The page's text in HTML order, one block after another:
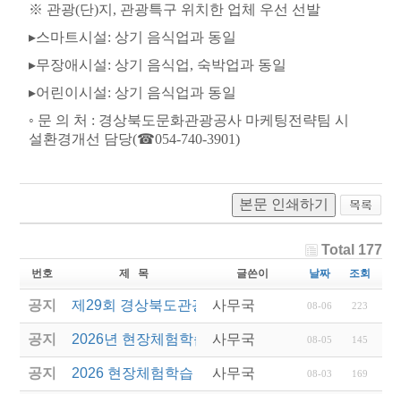
※ 관광(단)지 , 관광특구 위치한 업체 우선 선발
▸스마트시설: 상기 음식업과 동일
▸무장애시설: 상기 음식업, 숙박업과 동일
▸어린이시설: 상기 음식업과 동일
◦ 문 의 처 : 경상북도문화관광공사 마케팅전략팀 시
설환경개선 담당(☎054-740-3901)
본문 인쇄하기
Total 177
번호 제 목 글쓴이 날짜 조회
공지 제29회 경상북도관광기념품공모전 결과발표
사무국 08-06 223
공지 2026년 현장체험학습 안전과정(신규.재강습) 교육
사무국 08-05 145
공지 2026 현장체험학습 안전과정 교육(신규. 재강습)
사무국 08-03 169